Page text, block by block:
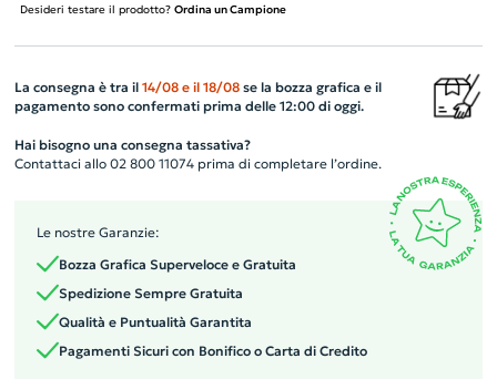
Desideri testare il prodotto? Ordina un Campione
La consegna è tra il 14/08 e il 18/08se la bozza grafica e il
pagamento sono confermati prima delle 12:00 di oggi.
Hai bisogno una consegna tassativa?
Contattaci allo 02 800 11074 prima di completare l’ordine.
Le nostre Garanzie:
Bozza Grafica Superveloce e Gratuita
Spedizione Sempre Gratuita
Qualità e Puntualità Garantita
Pagamenti Sicuri con Bonifico o Carta di Credito